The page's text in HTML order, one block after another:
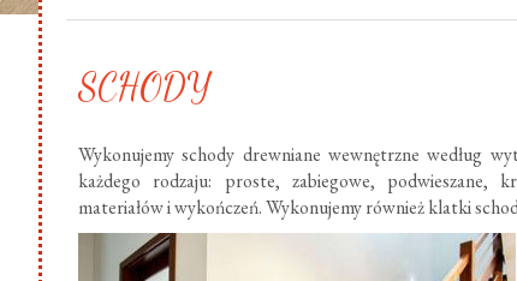
SCHODY
Wykonujemy schody drewniane wewnętrzne według
każdego rodzaju: proste, zabiegowe, podwieszane,
materiałów i wykończeń. Wykonujemy również klatki